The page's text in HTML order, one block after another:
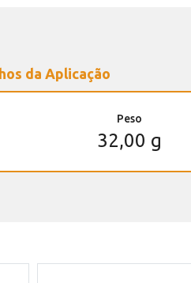
da Aplicação
Peso
32,00 g